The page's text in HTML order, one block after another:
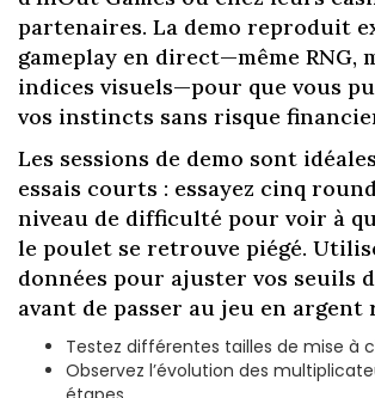
partenaires. La demo reproduit
gameplay en direct—même RNG,
indices visuels—pour que vous
vos instincts sans risque
Les sessions de demo sont
essais courts : essayez cinq
niveau de difficulté pour voir à
le poulet se retrouve piégé.
données pour ajuster vos seuils
avant de passer au jeu en argent
Testez différentes tailles de mise à
Observez l’évolution des